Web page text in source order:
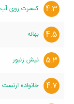
4.3 کنسرت روی آب
4.5 بهانه
5.3 نیش زنبور
4.7 خانواده ارنست